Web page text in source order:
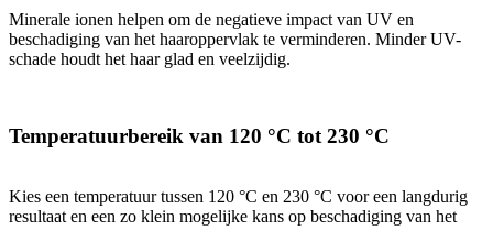
Minerale ionen helpen om de negatieve impact van UV en
beschadiging van het haaroppervlak te verminderen. Minder UV-
schade houdt het haar glad en veelzijdig.
Temperatuurbereik van 120 °C tot 230 °C
Kies een temperatuur tussen 120 °C en 230 °C voor een langdurig
resultaat en een zo klein mogelijke kans op beschadiging van het